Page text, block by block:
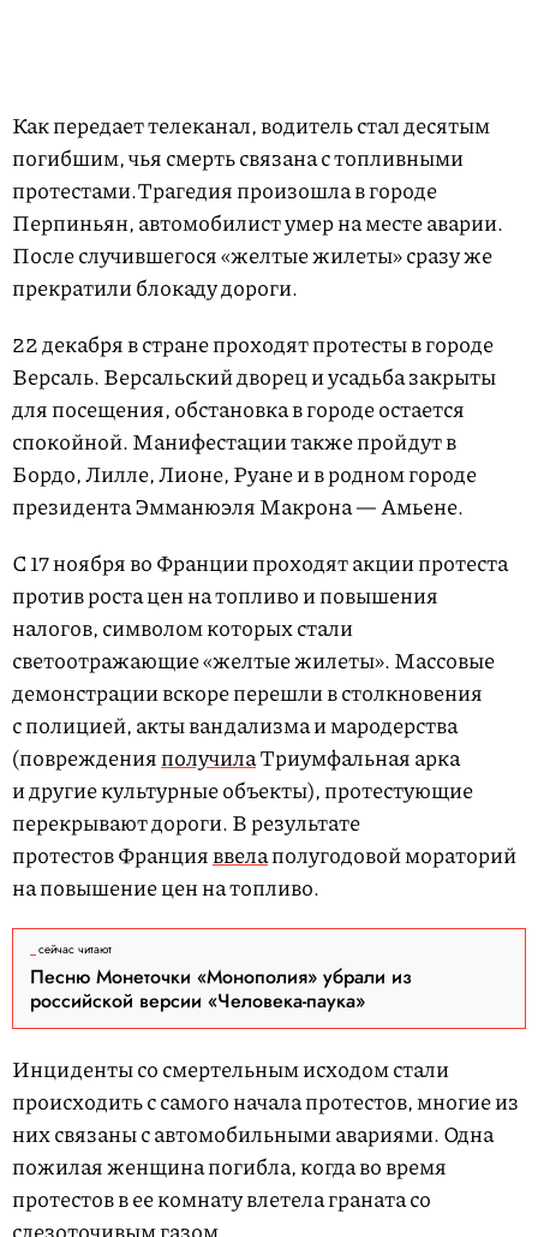
Как передает телеканал, водитель стал десятым
погибшим, чья смерть связана с топливными
протестами.Трагедия произошла в городе
Перпиньян, автомобилист умер на месте аварии.
После случившегося «желтые жилеты» сразу же
прекратили блокаду дороги.
22 декабря в стране проходят протесты в городе
Версаль. Версальский дворец и усадьба закрыты
для посещения, обстановка в городе остается
спокойной. Манифестации также пройдут в
Бордо, Лилле, Лионе, Руане и в родном городе
президента Эмманюэля Макрона — Амьене.
С 17 ноября во Франции проходят акции протеста
против роста цен на топливо и повышения
налогов, символом которых стали
светоотражающие «желтые жилеты». Массовые
демонстрации вскоре перешли в столкновения
с полицией, акты вандализма и мародерства
(поврежденияполучилаТриумфальная арка
и другие культурные объекты), протестующие
перекрывают дороги. В результате
протестов Францияввелаполугодовой мораторий
на повышение цен на топливо.
сейчас читают
Песню Монеточки «Монополия» убрали из
российской версии «Человека-паука»
Инциденты со смертельным исходом стали
происходить с самого начала протестов, многие из
них связаны с автомобильными авариями. Одна
пожилая женщина погибла, когда во время
протестов в ее комнату влетела граната со